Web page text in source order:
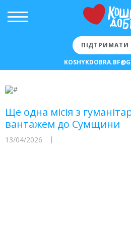
ПІДТРИМАТИ
Ще одна місія з
вантажем до Сумщини
13/04/2026